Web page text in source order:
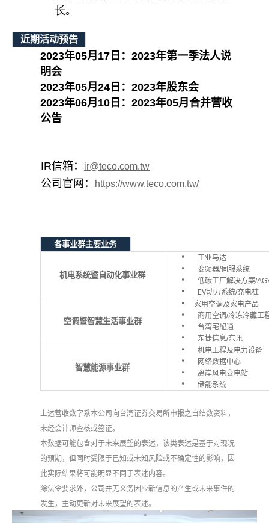
长。
近期活动预告
2023年05月 17 日： 2023年第一季法人说
明会
2023年05月 24 日： 2023年股东会
2023年06月 10 日： 2023年05月合并营收
公告
IR信箱： ir@teco.com.tw
公司官网： https://www.teco.com.tw/
各事业群主要业务
机电系统暨自动化事业群
工业马达
变频器/伺服系统
低碳工厂解决方案/
EV动力系统/充电桩
空调暨智慧生活事业群
家用空调及家电产品
商用空调/冷冻冷藏工
台湾宅配通
东捷信息/东讯
智慧能源事业群
机电工程及电力设备
网络数据中心
离岸风电变电站
储能系统
上述营收数字系本公司向台湾证券交易所申报之自结数资料，
未经会计师查核或签证。
本数据可能包含对于未来展望的表述，该类表述是基于对现况
的预期，但同时受限于已知或未知风险或不确定性的影响，因
此实际结果将可能明显不同于表述内容。
除法令要求外，公司并无义务因应新信息的产生或未来事件的
发生，主动更新对未来展望的表述。